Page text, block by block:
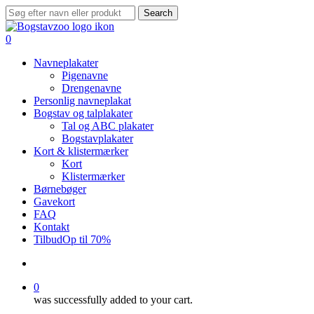
Skip
to
main
Search
Close
Search
search
0
Navneplakater
Pigenavne
Drengenavne
Personlig navneplakat
Bogstav og talplakater
Tal og ABC plakater
Bogstavplakater
Kort & klistermærker
Kort
Klistermærker
Børnebøger
Gavekort
FAQ
Kontakt
TilbudOp til 70%
0
was successfully added to your cart.